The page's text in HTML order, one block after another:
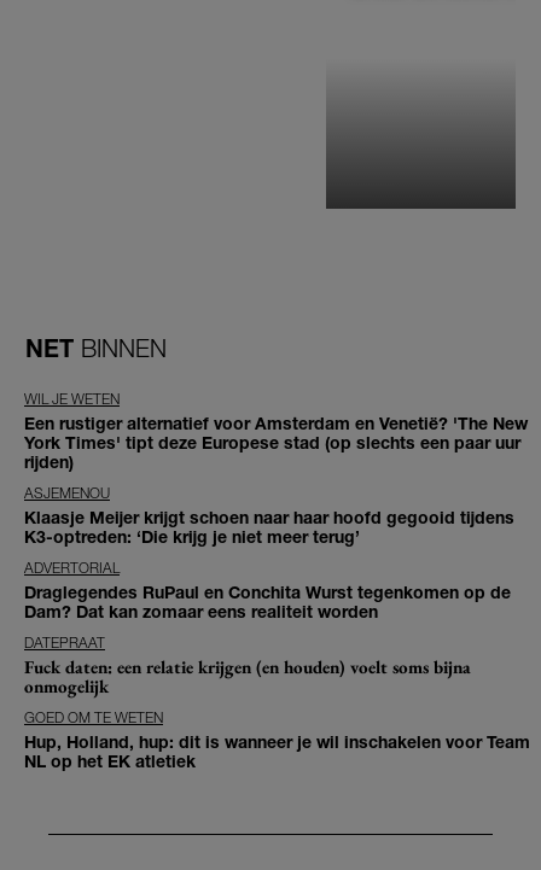
NET BINNEN
WIL JE WETEN
Een rustiger alternatief voor Amsterdam en Venetië? 'The New
York Times' tipt deze Europese stad (op slechts een paar uur
rijden)
ASJEMENOU
Klaasje Meijer krijgt schoen naar haar hoofd gegooid tijdens
K3-optreden: ‘Die krijg je niet meer terug’
ADVERTORIAL
Draglegendes RuPaul en Conchita Wurst tegenkomen op de
Dam? Dat kan zomaar eens realiteit worden
DATEPRAAT
Fuck daten: een relatie krijgen (en houden) voelt soms bijna
onmogelijk
GOED OM TE WETEN
Hup, Holland, hup: dit is wanneer je wil inschakelen voor Team
NL op het EK atletiek